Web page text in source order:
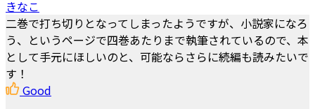
きなこ
二巻で打ち切りとなってしまったようですが、小説家になろ
う、というページで四巻あたりまで執筆されているので、本
として手元にほしいのと、可能ならさらに続編も読みたいで
す！
Good